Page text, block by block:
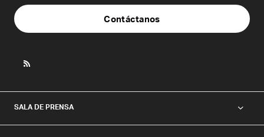
Contáctanos
SALA DE PRENSA